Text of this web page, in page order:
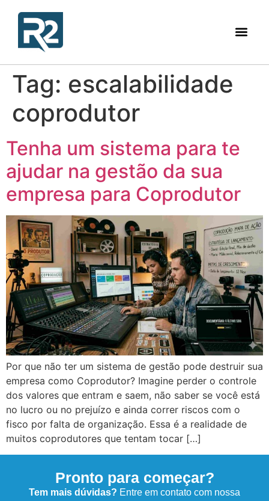
Tag: escalabilidade
coprodutor
Tenha um sistema para te
ajudar na gestão da sua
empresa para Coprodutor
Por que não ter um sistema de gestão pode destruir sua
empresa como Coprodutor? Imagine perder o controle
dos valores que entram e saem, não saber se você está
no lucro ou no prejuízo e ainda correr riscos com o
fisco por falta de organização. Essa é a realidade de
muitos coprodutores que tentam tocar […]
Pronto para começar?
Tem mais dúvidas? Entre em contato com nossa